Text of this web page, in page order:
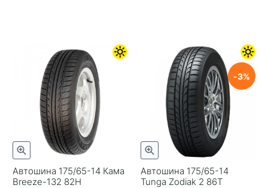
Автошина 175/65-14 Кама
Breeze-132 82H
Автошина 175/65-14
Tunga Zodiak 2 86T
3